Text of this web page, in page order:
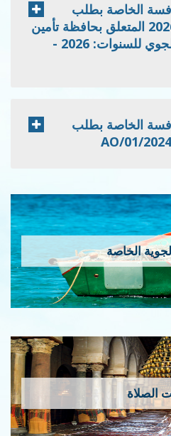
الخاصة بطلب
العروض عدد01 لسنة 2026 المتعلق بحافظة تأمين
المعهد الوطني للرصد الجوي للسنوات: 2026 -
الخاصة بطلب
الخاصة
الصلاة